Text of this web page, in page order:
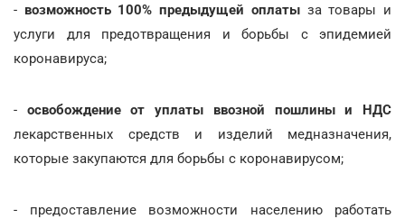
- возможность 100% предыдущей оплатыза товары и
услуги для предотвращения и борьбы с эпидемией
коронавируса;
- освобождение от уплаты ввозной пошлины и НДС
лекарственных средств и изделий медназначения,
которые закупаются для борьбы с коронавирусом;
- предоставление возможности населению работать